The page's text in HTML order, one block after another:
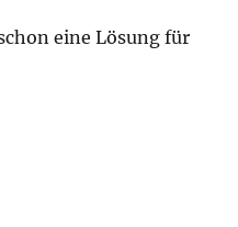
eine Lösung für